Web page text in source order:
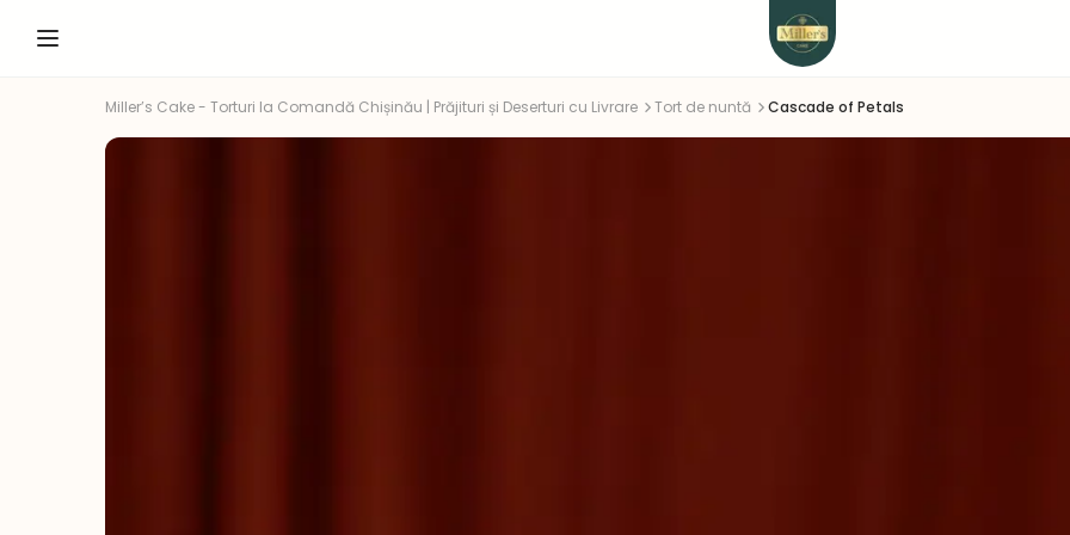
Miller’s Cake - Torturi la Comandă Chișinău | Prăjituri și Deserturi cu Livrare Tort de nuntă Cascade of Petals